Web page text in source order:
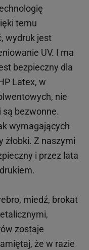
temu
wydruk jest
UV. I ma
bezpieczny dla
Latex, w
, nie
bezwonne.
wymagających
żłobki. Z naszymi
i przez lata
miedź, brokat
zostaje
że w razie